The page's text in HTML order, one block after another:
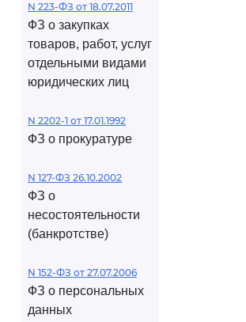
N 223-ФЗ от 18.07.2011
ФЗ о закупках
товаров, работ, услуг
отдельными видами
юридических лиц
N 2202-1 от 17.01.1992
ФЗ о прокуратуре
N 127-ФЗ 26.10.2002
ФЗ о
несостоятельности
(банкротстве)
N 152-ФЗ от 27.07.2006
ФЗ о персональных
данных